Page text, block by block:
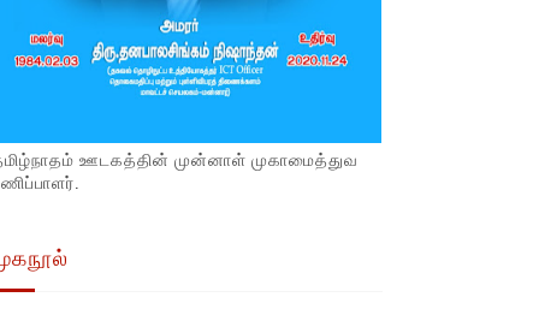
ஊடகத்தின் முன்னாள் முகாமைத்துவ